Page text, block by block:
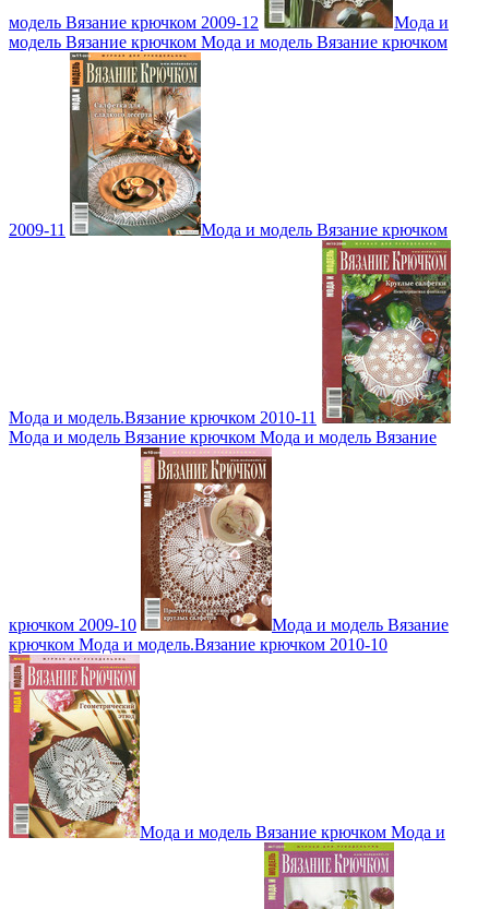
модель Вязание крючком 2009-12
Мода и
модель Вязание крючком Мода и модель Вязание крючком
2009-11 Мода и модель Вязание крючком
Мода и модель.Вязание крючком 2010-11
Мода и модель Вязание крючком Мода и модель Вязание
крючком 2009-10
Мода и модель Вязание
крючком Мода и модель.Вязание крючком 2010-10
Мода и модель Вязание крючком Мода и